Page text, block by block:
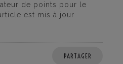
de points pour le
est mis à jour
PARTAGER